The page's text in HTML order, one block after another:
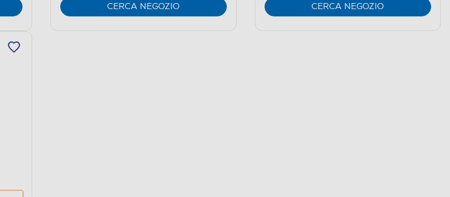
CERCA NEGOZIO CERCA NEGOZIO